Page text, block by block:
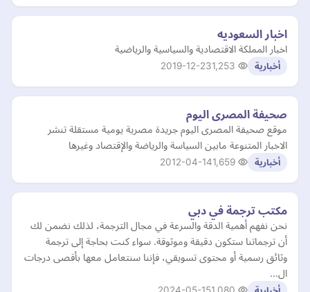
اخبار السعوديه
اخبار المملكة الاقتصادية والسياسية والرياضية
أخبارية 2019-12-23
صحيفة المصرى اليوم
موقع صحيفة المصرى اليوم جريدة مصرية يومية مستقلة تنشر
الاخبار المتنوعة مابين السياسة والرياضة والإقتصاد وغيرها
أخبارية 2012-04-14
مكتب ترجمة في دبي
نحن نفهم أهمية الدقة والسرعة في مجال الترجمة، لذلك نضمن لك
أن ترجماتنا ستكون دقيقة وموثوقة. سواء كنت بحاجة إلى ترجمة
وثائق رسمية أو محتوى تسويقي، فإننا سنتعامل معها بأقصى درجات
ال…